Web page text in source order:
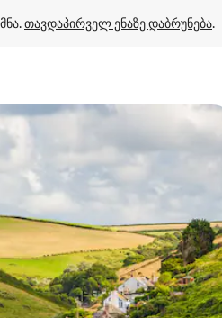
თავდაპირველ ენაზე დაბრუნება.